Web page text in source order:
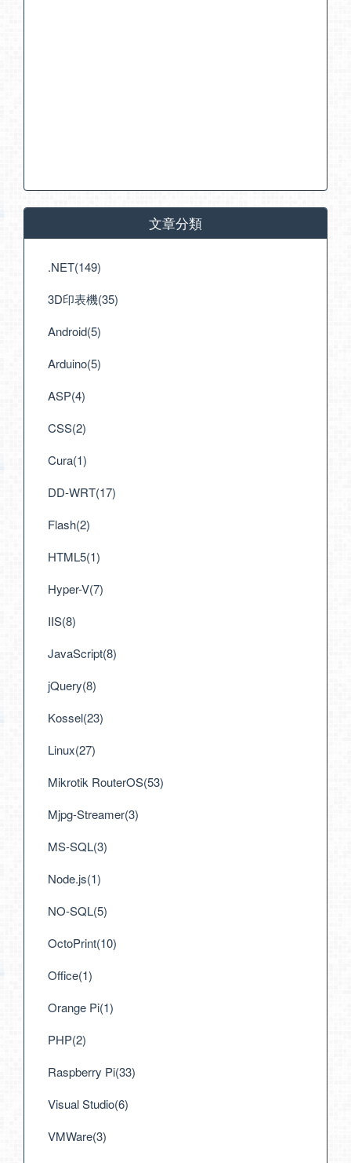
文章分類
.NET(149)
3D印表機(35)
Android(5)
Arduino(5)
ASP(4)
CSS(2)
Cura(1)
DD-WRT(17)
Flash(2)
HTML5(1)
Hyper-V(7)
IIS(8)
JavaScript(8)
jQuery(8)
Kossel(23)
Linux(27)
Mikrotik RouterOS(53)
Mjpg-Streamer(3)
MS-SQL(3)
Node.js(1)
NO-SQL(5)
OctoPrint(10)
Office(1)
Orange Pi(1)
PHP(2)
Raspberry Pi(33)
Visual Studio(6)
VMWare(3)